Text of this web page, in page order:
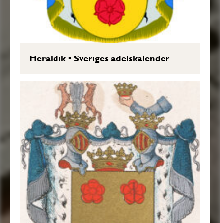
Heraldik•Sveriges adelskalender